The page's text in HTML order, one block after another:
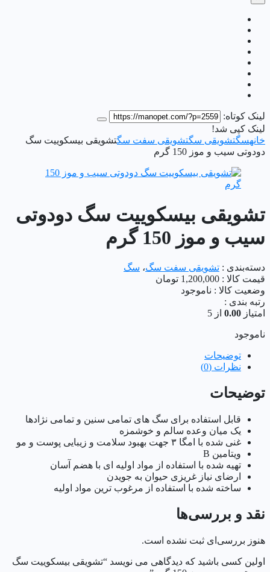
لینک کوتاه:
لینک کپی شد!
خانهسگتشویقی سگتشویقی سفت سگتشویقی بیسکوییت سگ
دودوتی سیب و موز 150 گرم
تشویقی بیسکوییت سگ دودوتی
سیب و موز 150 گرم
دسته‌بندی : تشویقی سفت سگ، سگ
قیمت کالا : 1,200,000 تومان
وضعیت کالا : ناموجود
رتبه بندی :
امتیاز 0.00 از 5
ناموجود
توضیحات
نظرات (0)
توضیحات
قابل استفاده برای سگ های تمامی سنین و تمامی نژادها
یک میان وعده سالم و خوشمزه
غنی شده با امگا ۳ جهت بهبود سلامت و زیبایی پوست و مو
ویتامین B
تهیه شده با استفاده از مواد اولیه ای با هضم آسان
ارضای نیاز غریزی حیوان به جویدن
ساخته شده با استفاده از مرغوب ترین مواد اولیه
نقد و بررسی‌ها
هنوز بررسی‌ای ثبت نشده است.
اولین کسی باشید که دیدگاهی می نویسد “تشویقی بیسکوییت سگ